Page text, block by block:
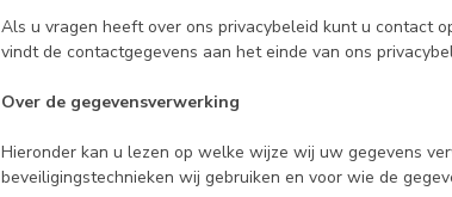
Als u vragen heeft over ons privacybeleid kunt u contact
vindt de contactgegevens aan het einde van ons
Over de gegevensverwerking
Hieronder kan u lezen op welke wijze wij uw gegevens
beveiligingstechnieken wij gebruiken en voor wie de